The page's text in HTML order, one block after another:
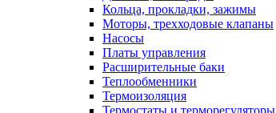
Кольца, прокладки, зажимы
Моторы, трехходовые клапаны
Насосы
Платы управления
Расширительные баки
Теплообменники
Термоизоляция